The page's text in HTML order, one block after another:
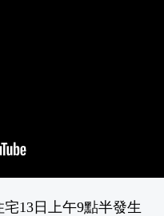
13日上午9點半發生